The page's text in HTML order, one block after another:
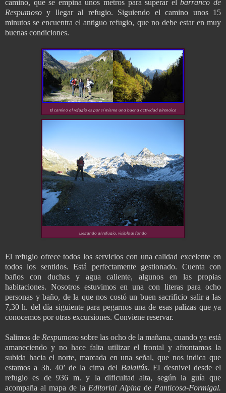
camino, que se empina unos metros para superar elbarranco de
Respumoso y llegar al refugio. Siguiendo el camino unos 15
minutos se encuentra el antiguo refugio, que no debe estar en muy
buenas condiciones.
El camino al refugio es por sí misma una buena actividad pirenaica
Llegando al refugio, visible al fondo
El refugio ofrece todos los servicios con una calidad excelente en
todos los sentidos. Está perfectamente gestionado. Cuenta con
baños con duchas y agua caliente, algunos en las propias
habitaciones. Nosotros estuvimos en una con literas para ocho
personas y baño, de la que nos costó un buen sacrificio salir a las
7,30 h. del día siguiente para pegarnos una de esas palizas que ya
conocemos por otras excursiones. Conviene reservar.
Salimos de Respumoso sobre las ocho de la mañana, cuando ya está
amaneciendo y no hace falta utilizar el frontal y afrontamos la
subida hacia el norte, marcada en una señal, que nos indica que
estamos a 3h. 40’ de la cima del Balaitús. El desnivel desde el
refugio es de 936 m. y la dificultad alta, según la guía que
acompaña al mapa de la Editorial Alpina de Panticosa-Formigal.